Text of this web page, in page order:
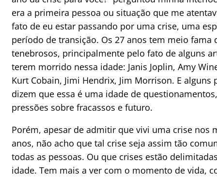
:
era a primeira pessoa ou situação que me
fato de eu estar passando por uma crise, uma
período de transição. Os 27 anos tem meio fama
tenebrosos, principalmente pelo fato de alguns
terem morrido nessa idade: Janis Joplin, Amy
Kurt Cobain, Jimi Hendrix, Jim Morrison. E alguns
dizem que essa é uma idade de
pressões sobre fracassos e futuro.
Porém, apesar de admitir que vivi uma crise nos
anos, não acho que tal crise seja assim tão
todas as pessoas. Ou que crises estão
idade. Tem mais a ver com o momento de vida,